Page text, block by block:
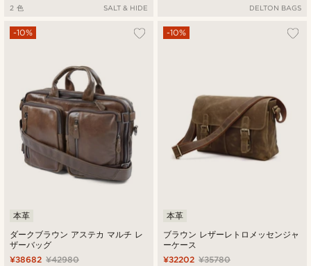
2 色 SALT & HIDE DELTON BAGS
ダークブラウン アステカ マルチ レ
ザーバッグ
-10%
本革
¥42980
¥38682
ブラウン レザーレトロメッセンジャ
ーケース
-10%
本革
¥35780
¥32202